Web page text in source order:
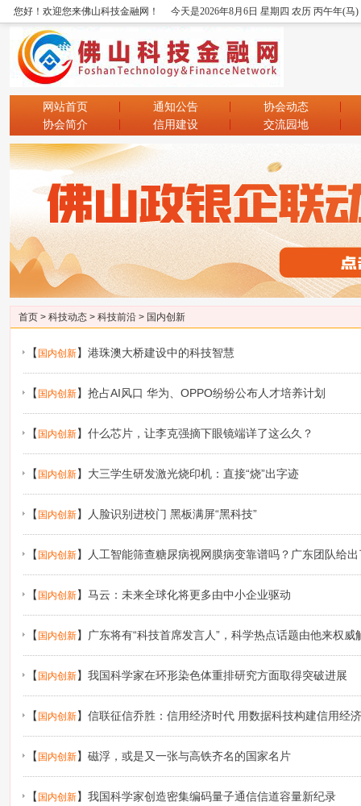
您好！欢迎您来佛山科技金融网！ 今天是2026年8月6日 星期四 农历 丙午年(马
网站首页 通知公告
协会动态
协会简介
信用建设 交流园地
首页 > 科技动态 > 科技前沿 > 国内创新
【 国内创新】 港珠澳大桥建设中的科技智慧
【 国内创新】 抢占AI风口 华为、OPPO纷纷公布人才培养计划
【 国内创新】 什么芯片，让李克强摘下眼镜端详了这么久？
【 国内创新】 大三学生研发激光烧印机：直接“烧”出字迹
【 国内创新】 人脸识别进校门 黑板满屏“黑科技”
【 国内创新】 人工智能筛查糖尿病视网膜病变靠谱吗？广东团队给
【 国内创新】 马云：未来全球化将更多由中小企业驱动
【 国内创新】 广东将有“科技首席发言人”，科学热点话题由他来权威
【 国内创新】 我国科学家在环形染色体重排研究方面取得突破进展
【 国内创新】 信联征信乔胜：信用经济时代 用数据科技构建信用经
【 国内创新】 磁浮，或是又一张与高铁齐名的国家名片
【 国内创新】 我国科学家创造密集编码量子通信信道容量新纪录